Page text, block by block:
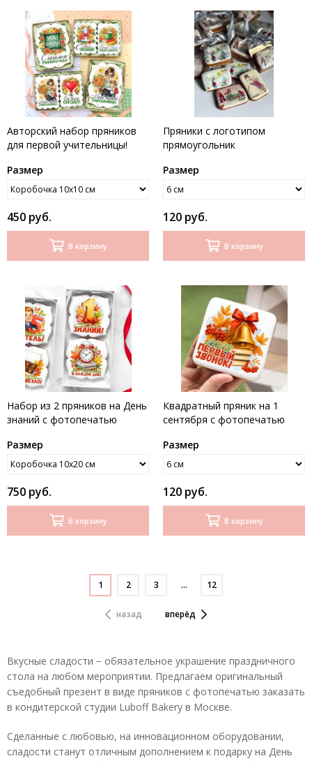
Авторский набор пряников
для первой учительницы!
Размер
450 руб.
В корзину
Пряники с логотипом
прямоугольник
Размер
120 руб.
В корзину
Набор из 2 пряников на День
знаний с фотопечатью
Размер
750 руб.
В корзину
Квадратный пряник на 1
сентября с фотопечатью
Размер
120 руб.
В корзину
назад
1 2 3 … 12
вперёд
Вкусные сладости − обязательное украшение праздничного
стола на любом мероприятии. Предлагаем оригинальный
съедобный презент в виде пряников с фотопечатью заказать
в кондитерской студии Luboff Bakery в Москве.
Сделанные с любовью, на инновационном оборудовании,
сладости станут отличным дополнением к подарку на День